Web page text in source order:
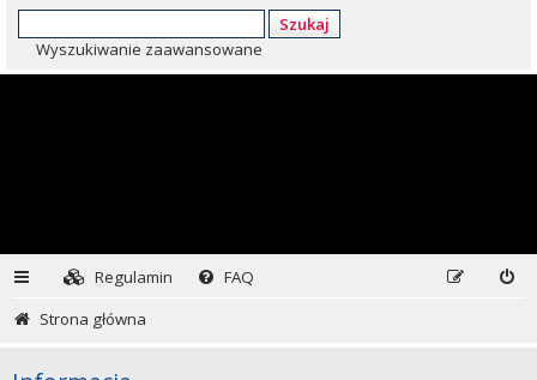
Szukaj
Wyszukiwanie zaawansowane
Regulamin
FAQ
Strona główna